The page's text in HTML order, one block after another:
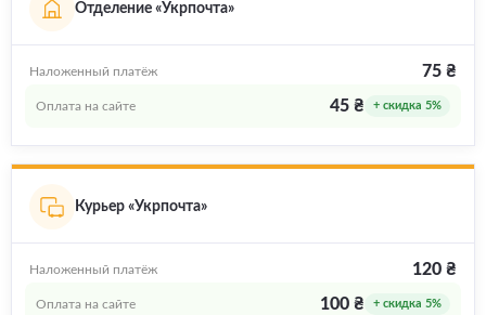
Отделение «Укрпочта»
Наложенный платёж 75 ₴
Оплата на сайте 45 ₴ + скидка 5%
Курьер «Укрпочта»
Наложенный платёж 120 ₴
Оплата на сайте 100 ₴ + скидка 5%